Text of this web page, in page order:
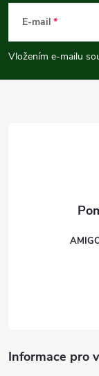
p
a
E-mail
Vložením e-mailu
Informace pro